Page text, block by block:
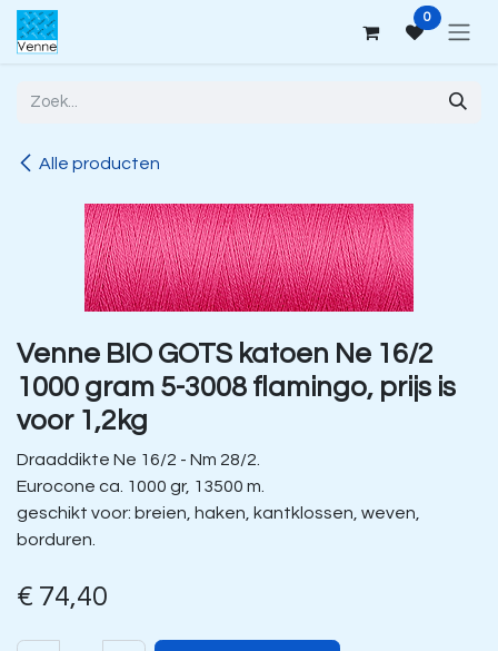
Overslaan naar inhoud 0
Alle producten
Venne BIO GOTS katoen Ne 16/2
1000 gram 5-3008 flamingo, prijs is
voor 1,2kg
Draaddikte Ne 16/2 - Nm 28/2.
Eurocone ca. 1000 gr, 13500 m.
geschikt voor: breien, haken, kantklossen, weven,
borduren.
€ 74,40